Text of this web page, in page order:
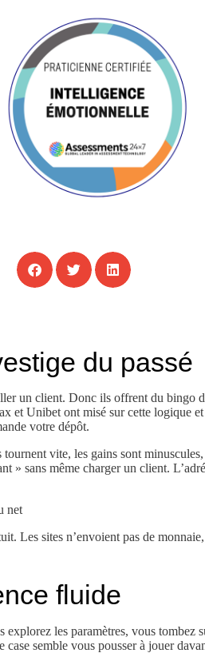
du passé
un client. Donc ils offrent du bingo
Unibet ont misé sur cette logique
votre dépôt.
vite, les gains sont
» sans même charger un client.
net
Les sites n’envoient pas de
fluide
les paramètres, vous tombez
semble vous pousser à jouer